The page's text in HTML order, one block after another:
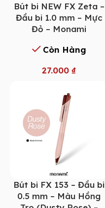
Bút bi NEW FX Zeta –
Đầu bi 1.0 mm – Mực
Đỏ – Monami
Còn Hàng
27.000 ₫
Bút bi FX 153 – Đầu bi
0.5 mm – Màu Hồng